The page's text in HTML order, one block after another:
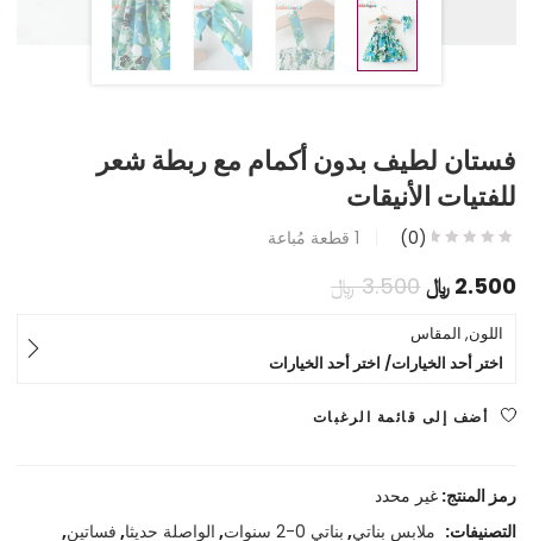
فستان لطيف بدون أكمام مع ربطة شعر
للفتيات الأنيقات
(0)
1 قطعة مُباعة
2.500 ﷼السعر
الحالي
هو:
2.500 ﷼.
3.500 ﷼السعر
هو:
3.500 ﷼.
اللون, المقاس
اختر أحد الخيارات/ اختر أحد الخيارات
أضف إلى قائمة الرغبات
رمز المنتج:غير محدد
التصنيفات: ملابس بناتي, بناتي 0-2 سنوات , الواصلة حديثا, فساتين,